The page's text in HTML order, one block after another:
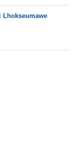
Lhokseumawe